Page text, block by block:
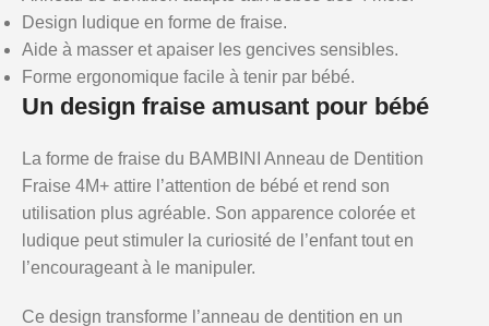
Design ludique en forme de fraise.
Aide à masser et apaiser les gencives sensibles.
Forme ergonomique facile à tenir par bébé.
Un design fraise amusant pour bébé
La forme de fraise du BAMBINI Anneau de Dentition
Fraise 4M+ attire l’attention de bébé et rend son
utilisation plus agréable. Son apparence colorée et
ludique peut stimuler la curiosité de l’enfant tout en
l’encourageant à le manipuler.
Ce design transforme l’anneau de dentition en un